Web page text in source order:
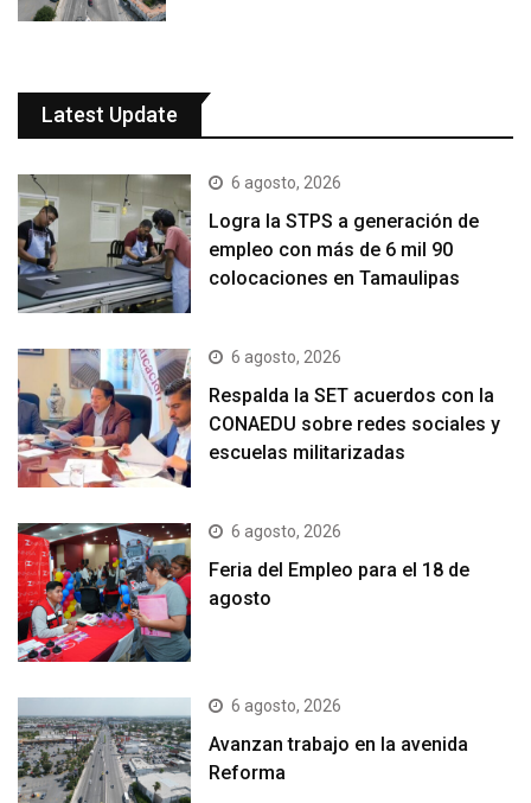
Latest Update
6 agosto, 2026
Logra la STPS a generación de
empleo con más de 6 mil 90
colocaciones en Tamaulipas
6 agosto, 2026
Respalda la SET acuerdos con la
CONAEDU sobre redes sociales y
escuelas militarizadas
6 agosto, 2026
Feria del Empleo para el 18 de
agosto
6 agosto, 2026
Avanzan trabajo en la avenida
Reforma